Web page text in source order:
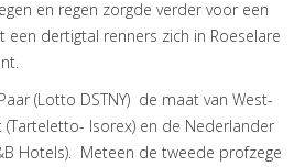
en regen zorgde verder voor een
een dertigtal renners zich in Roeselare
(Lotto DSTNY) de maat van West-
Isorex) en de Nederlander
Hotels). Meteen de tweede profzege